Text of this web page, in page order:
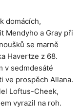
domácích,
Mendyho a Gray při
se marně
Havertze z 68.
v sedmdesáté
ve prospěch Allana.
Loftus-Cheek,
vyrazil na roh.